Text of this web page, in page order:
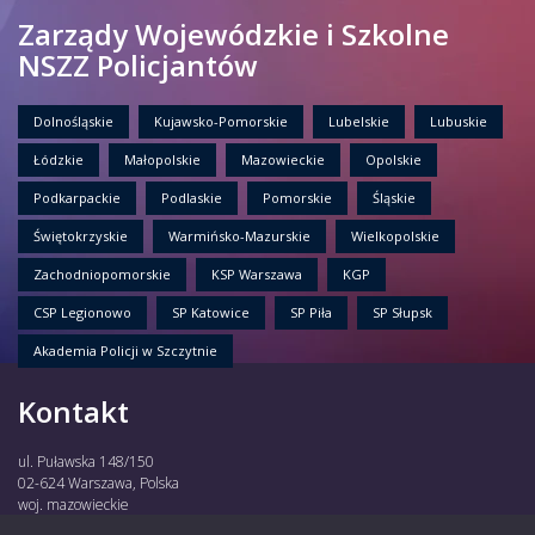
Zarządy Wojewódzkie i Szkolne
NSZZ Policjantów
Dolnośląskie Kujawsko-Pomorskie Lubelskie Lubuskie
Łódzkie Małopolskie Mazowieckie Opolskie
Podkarpackie Podlaskie Pomorskie Śląskie
Świętokrzyskie Warmińsko-Mazurskie Wielkopolskie
Zachodniopomorskie KSP Warszawa KGP
CSP Legionowo SP Katowice SP Piła SP Słupsk
Akademia Policji w Szczytnie
Kontakt
ul. Puławska 148/150
02-624 Warszawa, Polska
woj. mazowieckie